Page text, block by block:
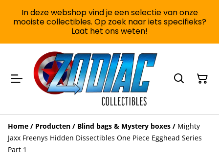
In deze webshop vind je een selectie van onze
mooiste collectibles. Op zoek naar iets specifieks?
Laat het ons weten!
Home / Producten / Blind bags & Mystery boxes / Mighty
Jaxx Freenys Hidden Dissectibles One Piece Egghead Series
Part 1